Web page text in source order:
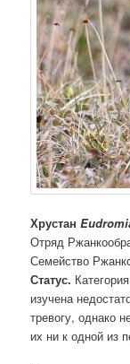
Хрустан
Отряд
Семейство
Статус.
изучена
тревогу, однако
их ни к одной из